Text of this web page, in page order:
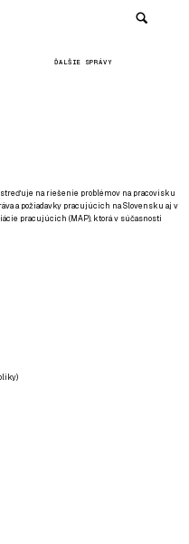
ĎALŠIE SPRÁVY
na riešenie problémov na pracovisku
a požiadavky pracujúcich na Slovensku aj v
pracujúcich (MAP), ktorá v súčasnosti